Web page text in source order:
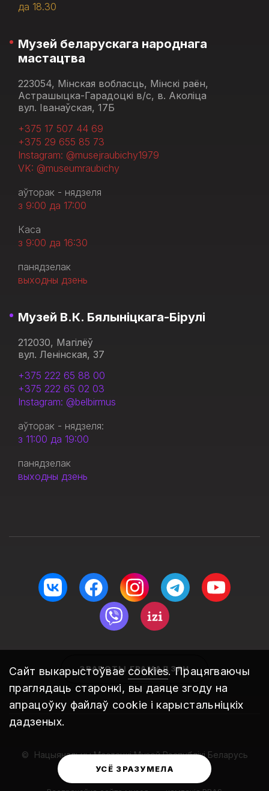
Сайт выкарыстоўвае cookies. Працягваючы
праглядаць старонкі, вы даяце згоду на
апрацоўку файлаў cookie і карыстальніцкіх
дадзеных.
УСЁ ЗРАЗУМЕЛА
да 18.30
Музей беларускага народнага
мастацтва
223054, Мінская вобласць, Мінскі раён,
Астрашыцка-Гарадоцкі в/с, в. Аколіца
вул. Іванаўская, 17Б
+375 17 507 44 69
+375 29 655 85 73
Instagram: @musejraubichy1979
VK: @museumraubichy
аўторак - нядзеля
з 9:00 да 17:00
Каса
з 9:00 да 16:30
панядзелак
выходны дзень
Музей В.К. Бялыніцкага-Бірулі
212030, Магілёў
вул. Ленінская, 37
+375 222 65 88 00
+375 222 65 02 03
Instagram: @belbirmus
аўторак - нядзеля:
з 11:00 да 19:00
панядзелак
выходны дзень
ЗВАРОТЫ ГРАМАДЗЯН
Нацыянальны Мастацкі Музей Рэспублікі Беларусь
2010 – 2026